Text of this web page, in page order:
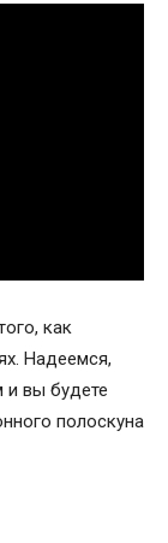
как
Надеемся,
и вы будете
полоскуна